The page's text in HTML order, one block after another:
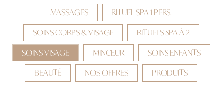
MASSAGES
RITUEL SPA 1 PERS.
SOINS CORPS & VISAGE
RITUELS SPA À 2
SOINS VISAGE
MINCEUR
SOINS ENFANTS
BEAUTÉ
NOS OFFRES PRODUITS